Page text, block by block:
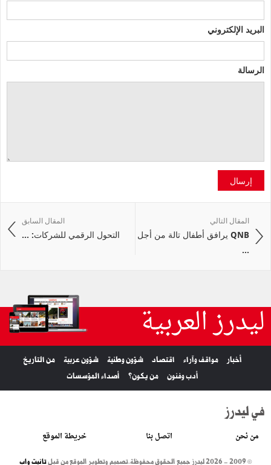
البريد الإلكتروني
الرسالة
إرسال
المقال السابق
التحول الرقمي للشركات: ...
المقال التالي
QNB يرافق أطفال تالة من أجل
...
ليدرز العربية
أخبار مواقف وآراء اقتصاد شؤون وطنية شؤون عربية
من التاريخ
أدب وفنون
من يكون؟ أصداء المؤسسات
في ليدرز
من نحن اتصل بنا خريطة الموقع
© 2009 - 2026 ليدرز جميع الحقوق محفوظة. تصميم وتطوير الموقع من قبلتانيت واب